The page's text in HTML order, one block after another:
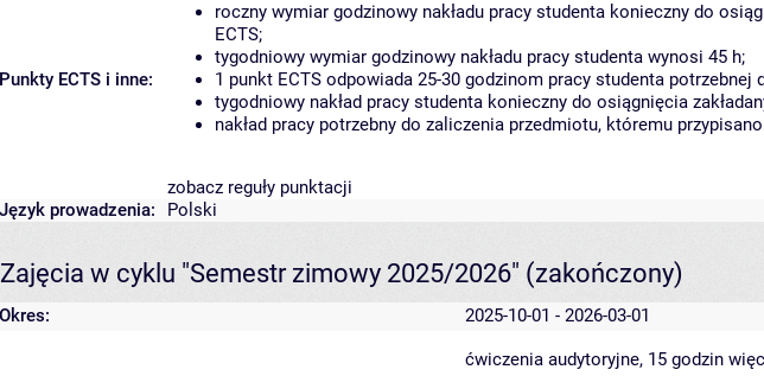
Punkty ECTS i inne:
roczny wymiar godzinowy nakładu pracy studenta konieczny do
ECTS;
tygodniowy wymiar godzinowy nakładu pracy studenta wynosi 45 h;
1 punkt ECTS odpowiada 25-30 godzinom pracy studenta
tygodniowy nakład pracy studenta konieczny do osiągnięcia
nakład pracy potrzebny do zaliczenia przedmiotu, któremu
zobacz reguły punktacji
Język prowadzenia:
Polski
Zajęcia w cyklu "Semestr zimowy 2025/2026" (zakończony)
Okres: 2025-10-01 - 2026-03-01
ćwiczenia audytoryjne, 15 godzin